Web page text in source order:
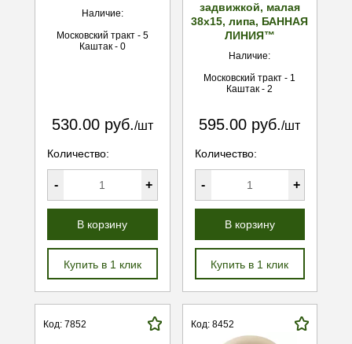
Наличие:
Московский тракт - 5
Каштак - 0
530.00 руб./шт
Количество:
- +
В корзину
Купить в 1 клик
задвижкой, малая
38х15, липа, БАННАЯ
ЛИНИЯ™
Наличие:
Московский тракт - 1
Каштак - 2
595.00 руб./шт
Количество:
- +
В корзину
Купить в 1 клик
Код: 7852 Код: 8452